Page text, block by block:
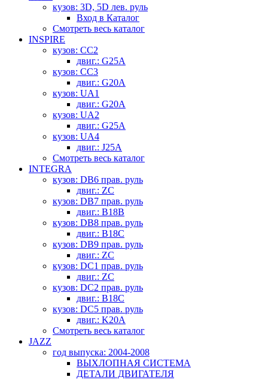
кузов: 3D, 5D лев. руль
Вход в Каталог
Смотреть весь каталог
INSPIRE
кузов: CC2
двиг.: G25A
кузов: CC3
двиг.: G20A
кузов: UA1
двиг.: G20A
кузов: UA2
двиг.: G25A
кузов: UA4
двиг.: J25A
Смотреть весь каталог
INTEGRA
кузов: DB6 прав. руль
двиг.: ZC
кузов: DB7 прав. руль
двиг.: B18B
кузов: DB8 прав. руль
двиг.: B18C
кузов: DB9 прав. руль
двиг.: ZC
кузов: DC1 прав. руль
двиг.: ZC
кузов: DC2 прав. руль
двиг.: B18C
кузов: DC5 прав. руль
двиг.: K20A
Смотреть весь каталог
JAZZ
год выпуска: 2004-2008
ВЫХЛОПНАЯ СИСТЕМА
ДЕТАЛИ ДВИГАТЕЛЯ